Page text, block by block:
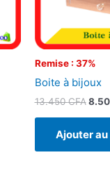
Remise : 37%
Boite à bijoux
13.450CFA
Ajouter au